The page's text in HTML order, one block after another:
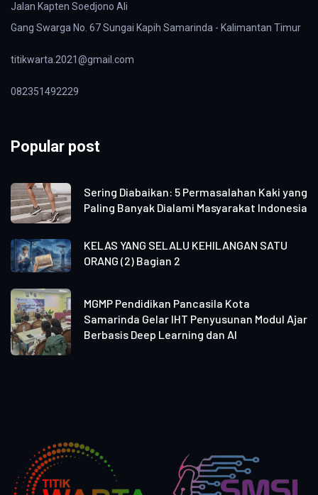
Jalan Kapten Soedjono Ali
Gang Swarga No. 67 Sungai Kapih Samarinda - Kalimantan Timur
titikwarta.2021@gmail.com
082351492229
Popular post
Sering Diabaikan: 5 Permasalahan Kaki yang
Paling Banyak Dialami Masyarakat Indonesia
KELAS YANG SELALU KEHILANGAN SATU
ORANG (2) Bagian 2
MGMP Pendidikan Pancasila Kota
Samarinda Gelar IHT Penyusunan Modul Ajar
Berbasis Deep Learning dan AI